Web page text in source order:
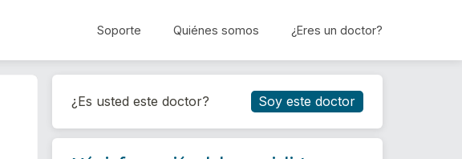
Soporte Quiénes somos ¿Eres un doctor?
Reservar cita
¿Es usted este doctor? Soy este doctor